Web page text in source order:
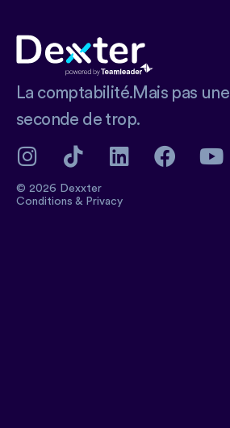
La comptabilité.Mais pas une
seconde de trop.
© 2026 Dexxter
Conditions & Privacy